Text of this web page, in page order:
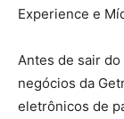
Experience e
Antes de sair
negócios da
eletrônicos de